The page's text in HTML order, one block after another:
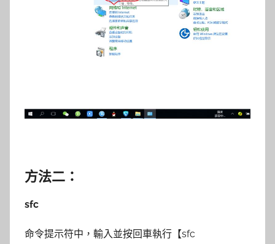
方法二：
sfc
命令提示符中，輸入並按回車執行【sfc